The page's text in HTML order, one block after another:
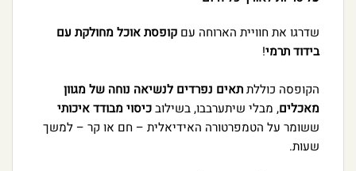
שדרגו את חוויית הארוחה עם קופסת אוכל מחולקת עם
בידוד תרמי!
הקופסה כוללתתאים נפרדים לנשיאה נוחה של מגוון
מאכלים, מבלי שיתערבבו, בשילובכיסוי מבודד איכותי
ששומר על הטמפרטורה האידיאלית – חם או קר – למשך
שעות.